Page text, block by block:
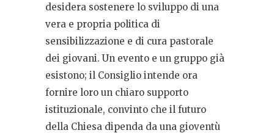
desidera sostenere lo sviluppo di una
vera e propria politica di
sensibilizzazione e di cura pastorale
dei giovani. Un evento e un gruppo già
esistono; il Consiglio intende ora
fornire loro un chiaro supporto
istituzionale, convinto che il futuro
della Chiesa dipenda da una gioventù